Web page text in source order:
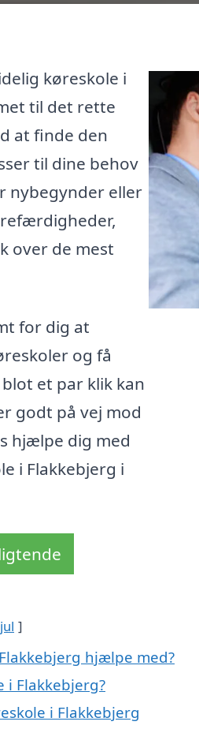
køreskole i
til det rette
at finde den
til dine behov
nybegynder eller
over de mest
for dig at
og få
et par klik kan
godt på vej mod
hjælpe dig med
i Flakkebjerg i
hjælpe med?
i Flakkebjerg?
i Flakkebjerg